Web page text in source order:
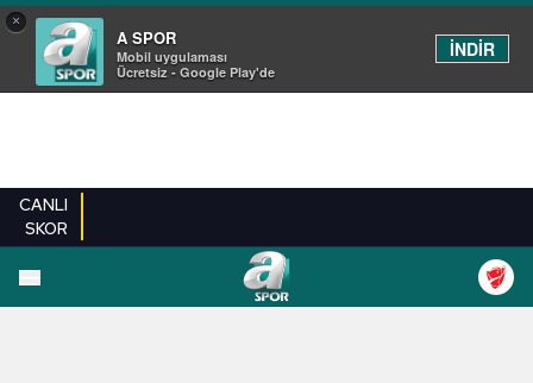
×
A SPOR
Mobil uygulaması
Ücretsiz - Google Play'de
İNDİR
CANLI
SKOR